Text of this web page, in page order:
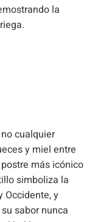
la
cualquier
y miel entre
más icónico
simboliza la
Occidente, y
sabor nunca